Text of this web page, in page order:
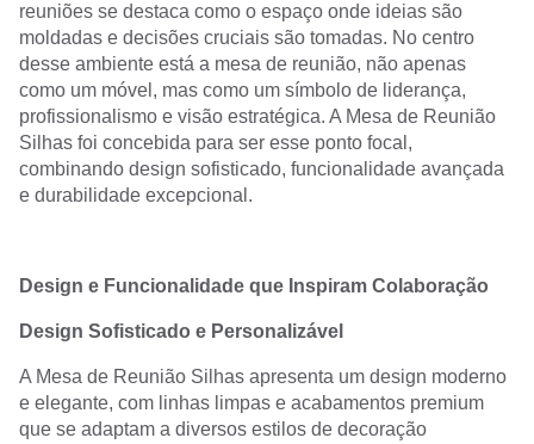
reuniões se destaca como o espaço onde ideias são
moldadas e decisões cruciais são tomadas. No centro
desse ambiente está a mesa de reunião, não apenas
como um móvel, mas como um símbolo de liderança,
profissionalismo e visão estratégica. A Mesa de Reunião
Silhas foi concebida para ser esse ponto focal,
combinando design sofisticado, funcionalidade avançada
e durabilidade excepcional.
Design e Funcionalidade que Inspiram Colaboração
Design Sofisticado e Personalizável
A Mesa de Reunião Silhas apresenta um design moderno
e elegante, com linhas limpas e acabamentos premium
que se adaptam a diversos estilos de decoração